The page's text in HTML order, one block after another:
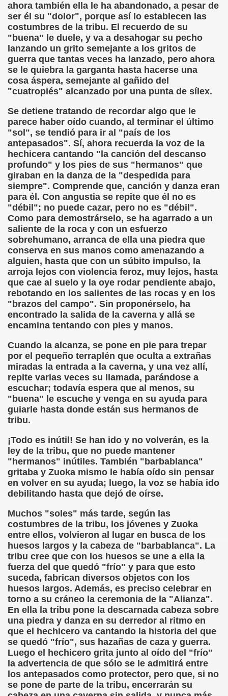
ahora también ella le ha abandonado, a pesar de
ser él su "dolor", porque así lo establecen las
costumbres de la tribu. El recuerdo de su
"buena" le duele, y va a desahogar su pecho
lanzando un grito semejante a los gritos de
guerra que tantas veces ha lanzado, pero ahora
se le quiebra la garganta hasta hacerse una
cosa áspera, semejante al gañido del
"cuatropiés" alcanzado por una punta de sílex.
Se detiene tratando de recordar algo que le
parece haber oído cuando, al terminar el último
"sol", se tendió para ir al "país de los
antepasados". Sí, ahora recuerda la voz de la
hechicera cantando "la canción del descanso
profundo" y los pies de sus "hermanos" que
giraban en la danza de la "despedida para
siempre". Comprende que, canción y danza eran
para él. Con angustia se repite que él no es
"débil"; no puede cazar, pero no es "débil".
Como para demostrárselo, se ha agarrado a un
saliente de la roca y con un esfuerzo
sobrehumano, arranca de ella una piedra que
conserva en sus manos como amenazando a
alguien, hasta que con un súbito impulso, la
arroja lejos con violencia feroz, muy lejos, hasta
que cae al suelo y la oye rodar pendiente abajo,
rebotando en los salientes de las rocas y en los
"brazos del campo". Sin proponérselo, ha
encontrado la salida de la caverna y allá se
encamina tentando con pies y manos.
Cuando la alcanza, se pone en pie para trepar
por el pequeño terraplén que oculta a extrañas
miradas la entrada a la caverna, y una vez allí,
repite varias veces su llamada, parándose a
escuchar; todavía espera que al menos, su
"buena" le escuche y venga en su ayuda para
guiarle hasta donde están sus hermanos de
tribu.
¡Todo es inútil! Se han ido y no volverán, es la
ley de la tribu, que no puede mantener
"hermanos" inútiles. También "barbablanca"
gritaba y Zuoka mismo le había oído sin pensar
en volver en su ayuda; luego, la voz se había ido
debilitando hasta que dejó de oírse.
Muchos "soles" más tarde, según las
costumbres de la tribu, los jóvenes y Zuoka
entre ellos, volvieron al lugar en busca de los
huesos largos y la cabeza de "barbablanca". La
tribu cree que con los huesos se une a ella la
fuerza del que quedó "frío" y para que esto
suceda, fabrican diversos objetos con los
huesos largos. Además, es preciso celebrar en
torno a su cráneo la ceremonia de la "Alianza".
En ella la tribu pone la descarnada cabeza sobre
una piedra y danza en su derredor al ritmo en
que el hechicero va cantando la historia del que
se quedó "frío", sus hazañas de caza y guerra.
Luego el hechicero grita junto al oído del "frío"
la advertencia de que sólo se le admitirá entre
los antepasados como protector, pero que, si no
se pone de parte de la tribu, encerrarán su
Oliva)
la Luz (Brígida Rivas Ordóñez)
Mas Sancho)
Jesús Sánchez Oliva)
Jesús Cañamares)
Martín Figueroa)
(César Puente Fuente)
a Louis Braille (Alberto Gil)
Rosell Vera)
de los Niños Invidentes hasta la Puesta en Marcha de
de Pasado, de Presente y de Futuro (Equipos del
(Pedro Zurita)
(Pedro Zurita)
(Pedro Zurita)
Euskera (Pedro Zurita)
de San Ovidio (Roberto Enjuto)
Soto Galán)
(M. R. Olson)
y perspectivas (Enrique Elissalde)
Cañamares)
de Santiago (Angelines sánchez Herrero)
González Otero)
Disminución Visual Grave (Pedro Zurita)
gonzález Otero)
e Italiano (Pedro Zurita)
ONCE de Pontevedra (Blas Vázquez Rodríguez)
(Carmen Bonet Borrás)